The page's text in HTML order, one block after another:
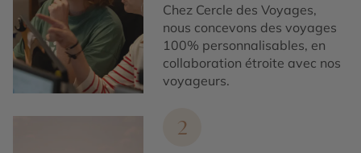
Chez Cercle des Voyages,
nous concevons des voyages
100% personnalisables, en
collaboration étroite avec nos
voyageurs.
2